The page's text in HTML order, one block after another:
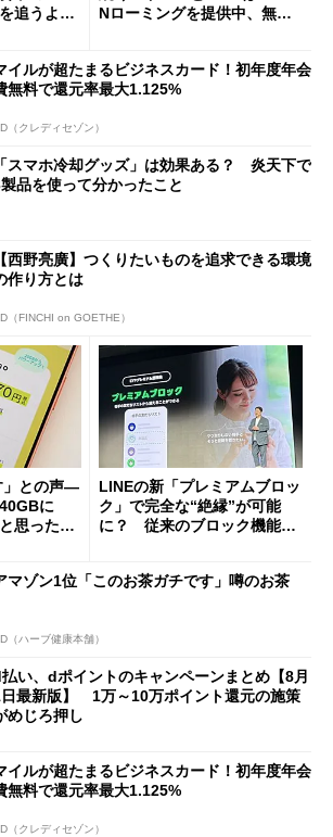
追うより
Nローミングを提供中、無料
イルが超たまるビジネスカード！初年度年会
無料で還元率最大1.125%
（クレディセゾン）
「スマホ冷却グッズ」は効果ある？ 炎天下で
品を使って分かったこと
【西野亮廣】つくりたいものを追求できる環境
作り方とは
（FINCHI on GOETHE）
」との声―
に
思った」
LINEの新「プレミアムブロッ
ク」で完全な“絶縁”が可能
に？ 従来のブロック機能と
マゾン1位「このお茶ガチです」噂のお茶
（ハーブ健康本舗）
い、dポイントのキャンペーンまとめ【8月
最新版】 1万～10万ポイント還元の施策
めじろ押し
イルが超たまるビジネスカード！初年度年会
無料で還元率最大1.125%
（クレディセゾン）